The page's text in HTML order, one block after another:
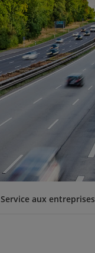
Service aux entreprises